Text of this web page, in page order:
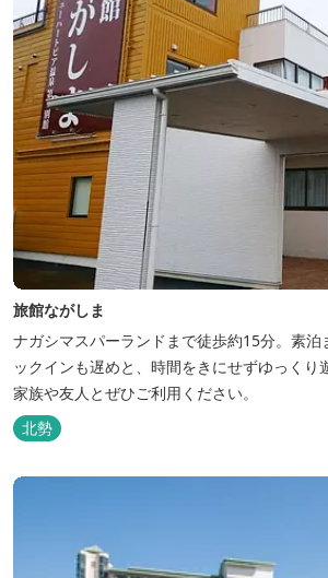
旅館ながしま
ナガシマスパーランドまで徒歩約15分。素泊
ックインも遅めと、時間をきにせずゆっくり
家族や友人とぜひご利用ください。
北勢